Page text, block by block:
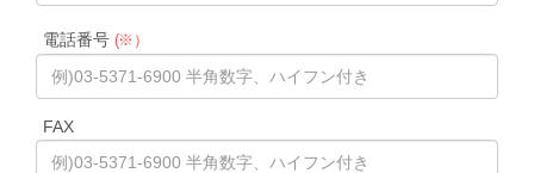
電話番号(※）
FAX